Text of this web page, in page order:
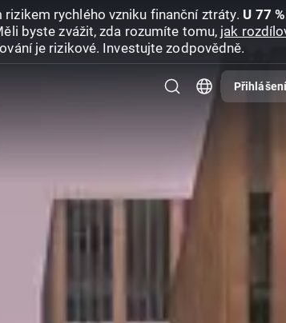
rychlého vzniku finanční ztráty. U 77
byste zvážit, zda rozumíte tomu, jak
je rizikové. Investujte zodpovědně.
Přihlášení